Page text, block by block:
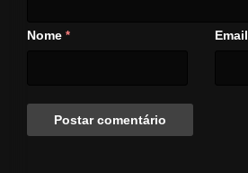
Nome * Email